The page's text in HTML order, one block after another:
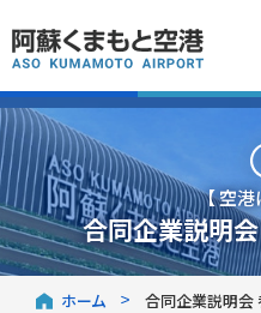
【 空港
合同企業説明
ホーム 合同企業説明会